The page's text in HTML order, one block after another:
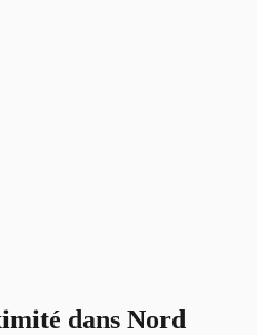
dans Nord